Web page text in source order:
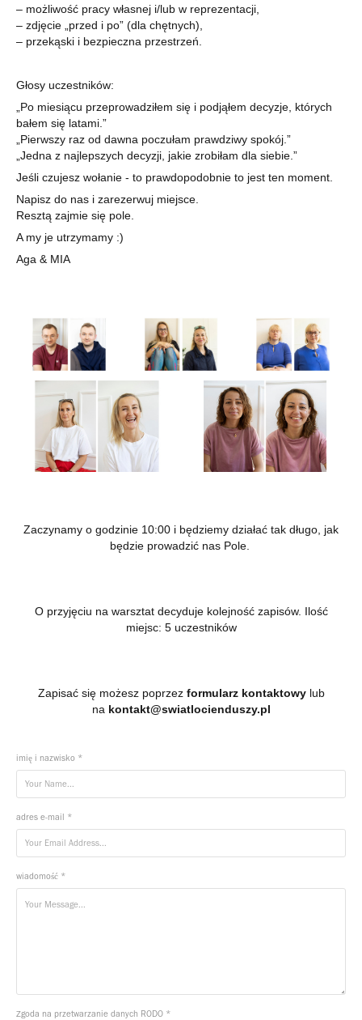
– możliwość pracy własnej i/lub w reprezentacji,
– zdjęcie „przed i po” (dla chętnych),
– przekąski i bezpieczna przestrzeń.
Głosy uczestników:
„Po miesiącu przeprowadziłem się i podjąłem decyzje, których
bałem się latami.”
„Pierwszy raz od dawna poczułam prawdziwy spokój.”
„Jedna z najlepszych decyzji, jakie zrobiłam dla siebie.”
Jeśli czujesz wołanie - to prawdopodobnie to jest ten moment.
Napisz do nas i zarezerwuj miejsce.
Resztą zajmie się pole.
A my je utrzymamy :)
Aga & MIA
Zaczynamy o godzinie 10:00 i będziemy działać tak długo, jak
będzie prowadzić nas Pole.
O przyjęciu na warsztat decyduje kolejność zapisów. Ilość
miejsc: 5 uczestników
Zapisać się możesz poprzezformularz kontaktowylub
na kontakt@swiatlocienduszy.pl
imię i nazwisko *
adres e-mail *
wiadomość *
Zgoda na przetwarzanie danych RODO *